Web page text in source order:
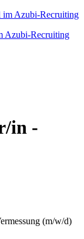
Azubi-Recruiting
in -
(m/w/d)